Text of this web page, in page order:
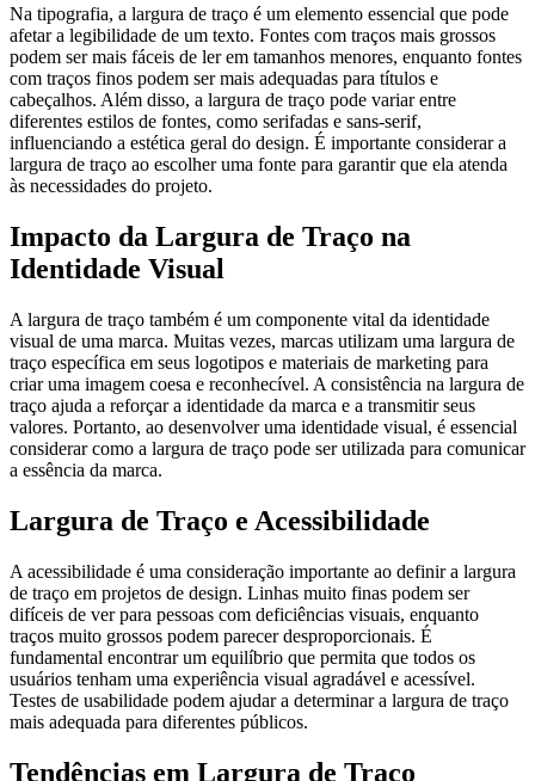
Na tipografia, a largura de traço é um elemento essencial que pode
afetar a legibilidade de um texto. Fontes com traços mais grossos
podem ser mais fáceis de ler em tamanhos menores, enquanto fontes
com traços finos podem ser mais adequadas para títulos e
cabeçalhos. Além disso, a largura de traço pode variar entre
diferentes estilos de fontes, como serifadas e sans-serif,
influenciando a estética geral do design. É importante considerar a
largura de traço ao escolher uma fonte para garantir que ela atenda
às necessidades do projeto.
Impacto da Largura de Traço na
Identidade Visual
A largura de traço também é um componente vital da identidade
visual de uma marca. Muitas vezes, marcas utilizam uma largura de
traço específica em seus logotipos e materiais de marketing para
criar uma imagem coesa e reconhecível. A consistência na largura de
traço ajuda a reforçar a identidade da marca e a transmitir seus
valores. Portanto, ao desenvolver uma identidade visual, é essencial
considerar como a largura de traço pode ser utilizada para comunicar
a essência da marca.
Largura de Traço e Acessibilidade
A acessibilidade é uma consideração importante ao definir a largura
de traço em projetos de design. Linhas muito finas podem ser
difíceis de ver para pessoas com deficiências visuais, enquanto
traços muito grossos podem parecer desproporcionais. É
fundamental encontrar um equilíbrio que permita que todos os
usuários tenham uma experiência visual agradável e acessível.
Testes de usabilidade podem ajudar a determinar a largura de traço
mais adequada para diferentes públicos.
Tendências em Largura de Traço